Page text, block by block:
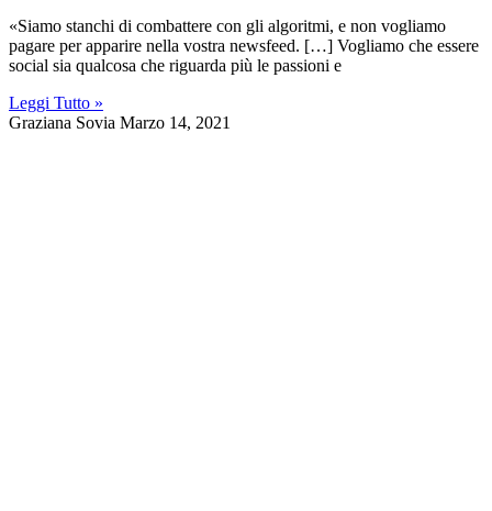
«Siamo stanchi di combattere con gli algoritmi, e non vogliamo
pagare per apparire nella vostra newsfeed. […] Vogliamo che essere
social sia qualcosa che riguarda più le passioni e
Leggi Tutto »
Graziana Sovia Marzo 14, 2021